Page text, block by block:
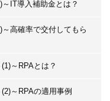
IT導入補助金とは？
高確率で交付してもら
～RPAとは？
～RPAの適用事例